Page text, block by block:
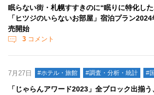
眠らない街・札幌すすきのに“眠りに特化し
「ヒツジのいらないお部屋」宿泊プラン
売開始
3 コメント
7月27日 #ホテル・旅館 #調査・分析・統計 #
「じゃらんアワード2023」全ブロック出揃